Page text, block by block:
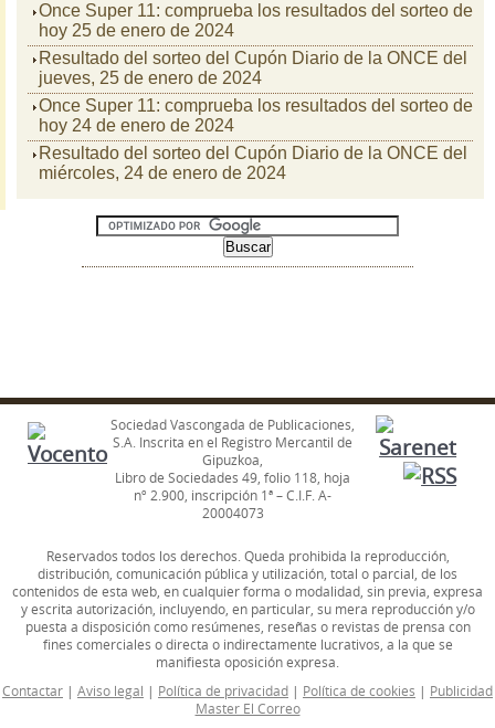
Once Super 11: comprueba los resultados del sorteo de
hoy 25 de enero de 2024
Resultado del sorteo del Cupón Diario de la ONCE del
jueves, 25 de enero de 2024
Once Super 11: comprueba los resultados del sorteo de
hoy 24 de enero de 2024
Resultado del sorteo del Cupón Diario de la ONCE del
miércoles, 24 de enero de 2024
Sociedad Vascongada de Publicaciones,
S.A. Inscrita en el Registro Mercantil de
Gipuzkoa,
Libro de Sociedades 49, folio 118, hoja
nº 2.900, inscripción 1ª – C.I.F. A-
20004073
Reservados todos los derechos. Queda prohibida la reproducción,
distribución, comunicación pública y utilización, total o parcial, de los
contenidos de esta web, en cualquier forma o modalidad, sin previa, expresa
y escrita autorización, incluyendo, en particular, su mera reproducción y/o
puesta a disposición como resúmenes, reseñas o revistas de prensa con
fines comerciales o directa o indirectamente lucrativos, a la que se
manifiesta oposición expresa.
Contactar | Aviso legal | Política de privacidad | Política de cookies | Publicidad
Master El Correo